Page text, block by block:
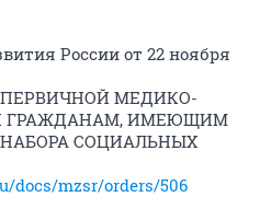
России от 22 ноября
МЕДИКО-
ГРАЖДАНАМ, ИМЕЮЩИМ
СОЦИАЛЬНЫХ
docs/mzsr/orders/506